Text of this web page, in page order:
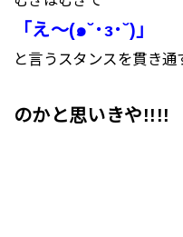
「え～(๑˘･з･˘)」
と言うスタンスを貫き通
のかと思いきや!!!!